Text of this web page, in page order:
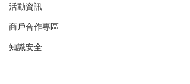
活動資訊
商戶合作專區
知識安全